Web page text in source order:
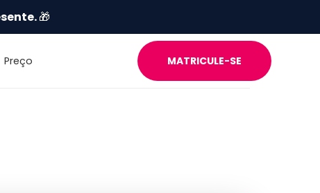
🎁
Preço MATRICULE-SE